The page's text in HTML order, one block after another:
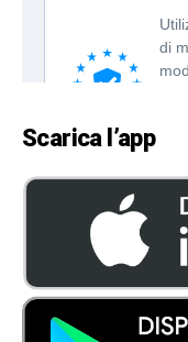
Scarica l’app